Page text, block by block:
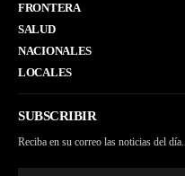
FRONTERA
SALUD
NACIONALES
LOCALES
SUBSCRIBIR
Reciba en su correo las noticias del día.